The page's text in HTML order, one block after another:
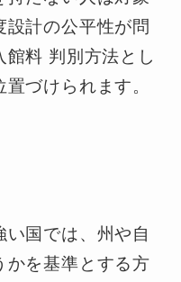
計の公平性が問
料 判別方法とし
づけられます。
国では、州や自
かを基準とする方